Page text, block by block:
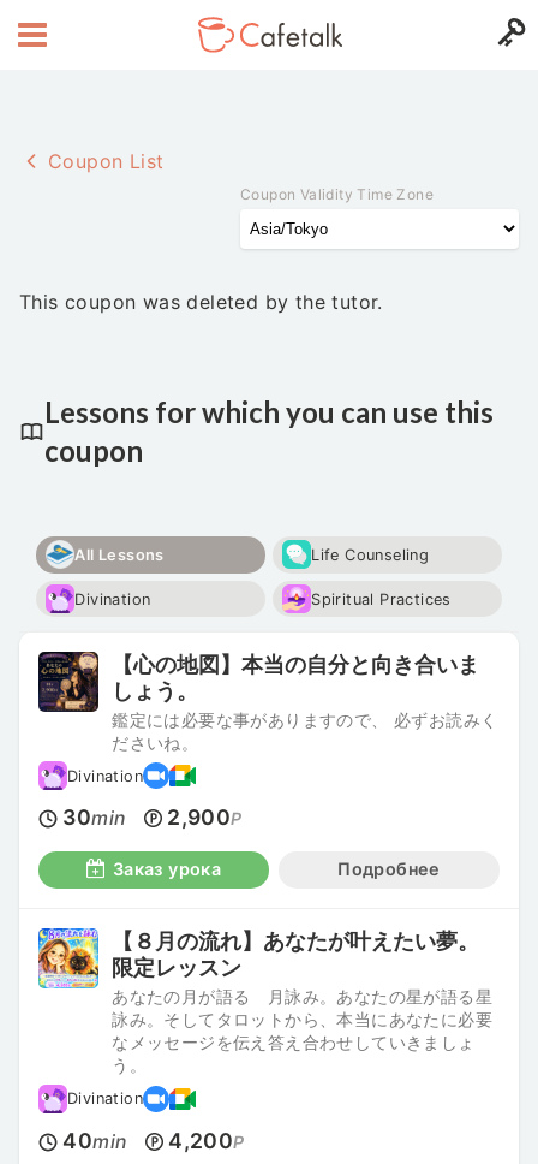
Coupon List
Coupon Validity Time Zone
This coupon was deleted by the tutor.
Lessons for which you can use this
coupon
All Lessons Life Counseling
Divination Spiritual Practices
【心の地図】本当の自分と向き合いま
しょう。
鑑定には必要な事がありますので、 必ずお読みく
ださいね。
Divination
30min 2,900P
Заказ урока Подробнее
【８月の流れ】あなたが叶えたい夢。
限定レッスン
あなたの月が語る 月詠み。あなたの星が語る星
詠み。そしてタロットから、本当にあなたに必要
なメッセージを伝え答え合わせしていきましょ
う。
Divination
40min 4,200P